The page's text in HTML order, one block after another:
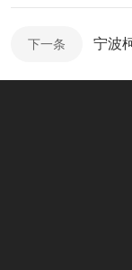
下一条 宁波